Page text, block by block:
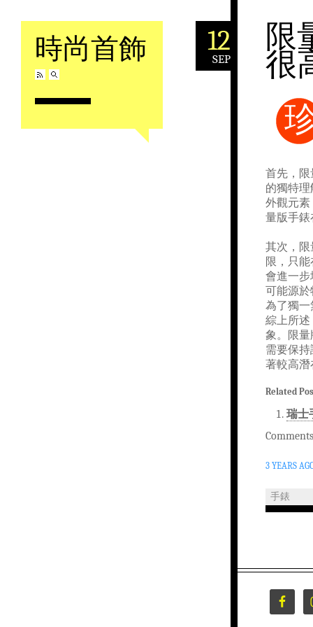
時尚首飾
Skip to content
12
SEP
限
很
首先，
的獨特
外觀元
量版手
其次，
限，只
會進一
可能源
為了獨
綜上所
象。限
需要保
著較高
Related
瑞士
3 YEARS
手錶